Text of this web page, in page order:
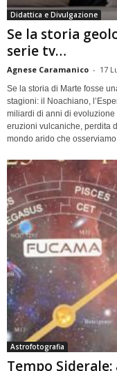
Didattica e Divulgazione
Se la storia
serie tv…
Agnese Caramanico - 17
Se la storia di Marte fosse
stagioni: il Noachiano,
miliardi di anni di
eruzioni vulcaniche, perdita
mondo arido che
Astrofotografia
Tempo